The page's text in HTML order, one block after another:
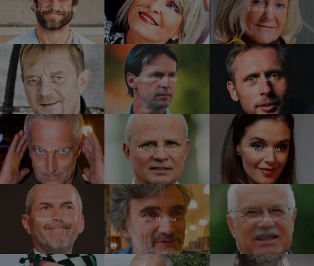
Vavřinec Hradilek Chantal Poullain Eva Jiřičná
Petr Čtvrtníček František Straka Jan Tuna
Tomáš Hanák Michal Horáček Iva Kubelková
Marek Eben Martin Myšička Václav Klaus